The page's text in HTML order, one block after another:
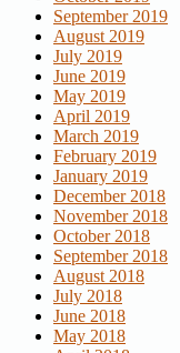
September 2019
August 2019
July 2019
June 2019
May 2019
April 2019
March 2019
February 2019
January 2019
December 2018
November 2018
October 2018
September 2018
August 2018
July 2018
June 2018
May 2018